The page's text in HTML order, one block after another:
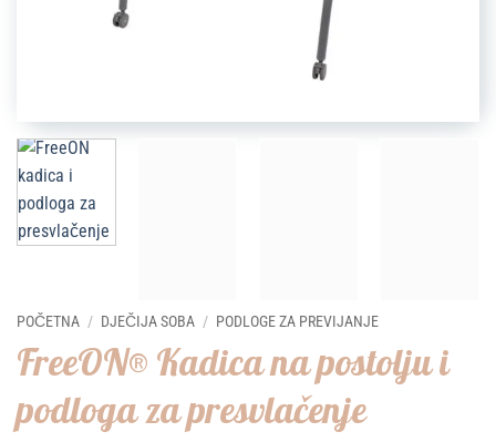
POČETNA / DJEČIJA SOBA / PODLOGE ZA PREVIJANJE
FreeON® Kadica na postolju i
podloga za presvlačenje